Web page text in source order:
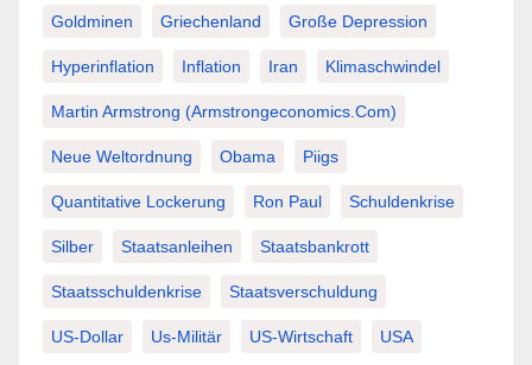
Goldminen Griechenland Große Depression
Hyperinflation Inflation Iran Klimaschwindel
Martin Armstrong (Armstrongeconomics.com)
Neue Weltordnung Obama Piigs
Quantitative Lockerung Ron Paul Schuldenkrise
Silber Staatsanleihen Staatsbankrott
Staatsschuldenkrise Staatsverschuldung
US-Dollar Us-Militär US-Wirtschaft USA